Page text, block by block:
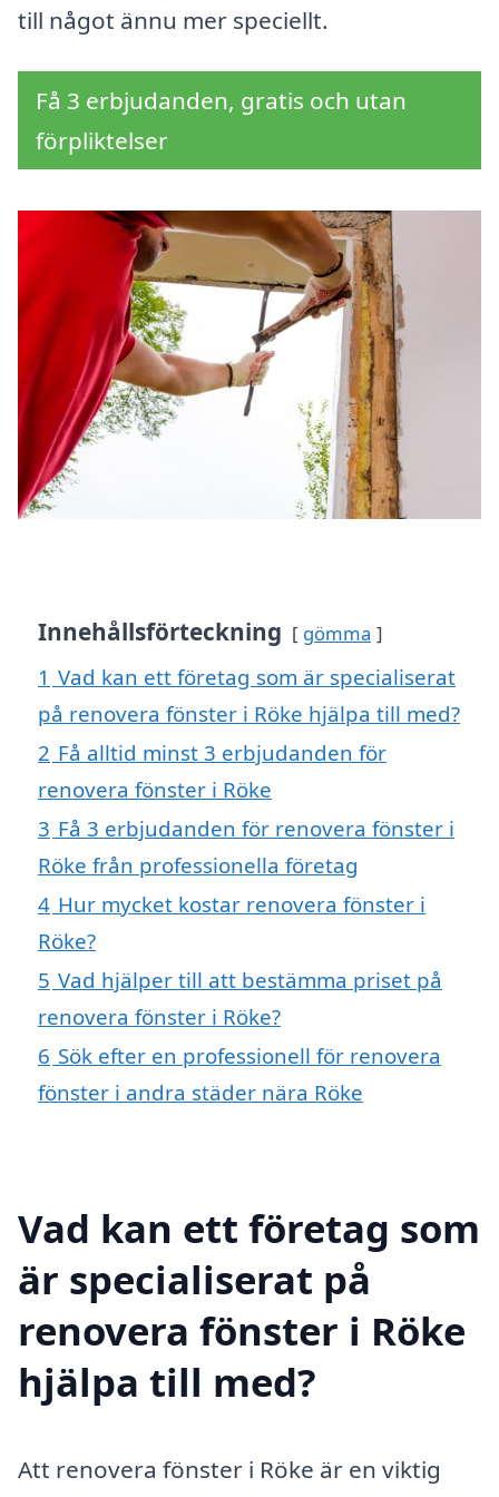
till något ännu mer speciellt.
Få 3 erbjudanden, gratis och utan
förpliktelser
Innehållsförteckning gömma
1 Vad kan ett företag som är specialiserat
på renovera fönster i Röke hjälpa till med?
2 Få alltid minst 3 erbjudanden för
renovera fönster i Röke
3 Få 3 erbjudanden för renovera fönster i
Röke från professionella företag
4 Hur mycket kostar renovera fönster i
Röke?
5 Vad hjälper till att bestämma priset på
renovera fönster i Röke?
6 Sök efter en professionell för renovera
fönster i andra städer nära Röke
Vad kan ett företag som
är specialiserat på
renovera fönster i Röke
hjälpa till med?
Att renovera fönster i Röke är en viktig